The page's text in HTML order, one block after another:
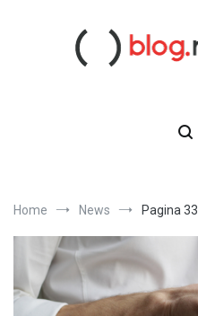
Home News Pagina 33